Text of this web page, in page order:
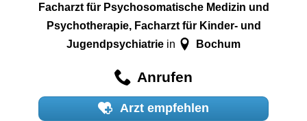
Facharzt für Psychosomatische Medizin und
Psychotherapie, Facharzt für Kinder- und
Jugendpsychiatrie in Bochum
Anrufen
Arzt empfehlen